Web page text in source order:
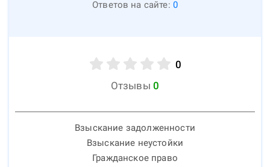
Ответов на сайте: 0
0
Отзывы 0
Взыскание задолженности
Взыскание неустойки
Гражданское право